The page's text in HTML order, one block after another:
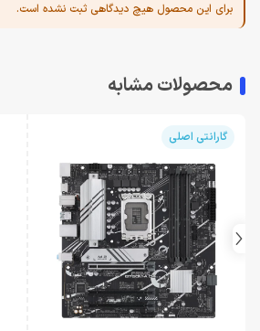
برای این محصول هیچ دیدگاهی ثبت نشده است.
محصولات مشابه
گارانتی اصلی